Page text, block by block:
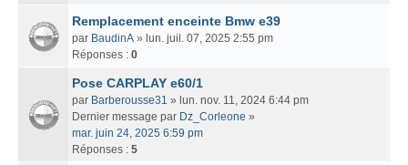
Remplacement enceinte Bmw e39
par BaudinA » lun. juil. 07, 2025 2:55 pm
Réponses : 0
Pose CARPLAY e60/1
par Barberousse31 » lun. nov. 11, 2024 6:44 pm
Dernier message par Dz_Corleone »
mar. juin 24, 2025 6:59 pm
Réponses : 5